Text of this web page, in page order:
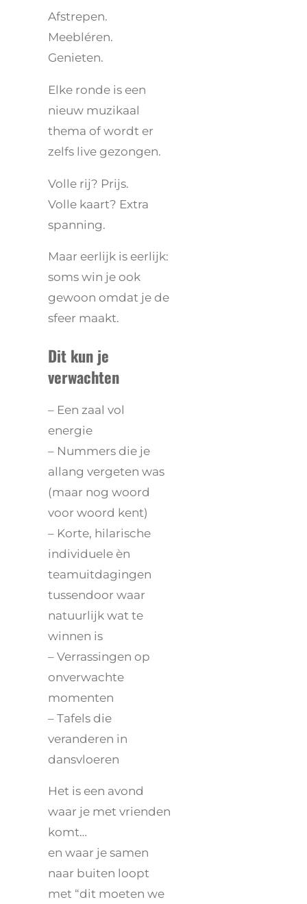
Afstrepen.
Meebléren.
Genieten.
Elke ronde is een
nieuw muzikaal
thema of wordt er
zelfs live gezongen.
Volle rij? Prijs.
Volle kaart? Extra
spanning.
Maar eerlijk is eerlijk:
soms win je ook
gewoon omdat je de
sfeer maakt.
Dit kun je
verwachten
– Een zaal vol
energie
– Nummers die je
allang vergeten was
(maar nog woord
voor woord kent)
– Korte, hilarische
individuele èn
teamuitdagingen
tussendoor waar
natuurlijk wat te
winnen is
– Verrassingen op
onverwachte
momenten
– Tafels die
veranderen in
dansvloeren
Het is een avond
waar je met vrienden
komt…
en waar je samen
naar buiten loopt
met “dit moeten we